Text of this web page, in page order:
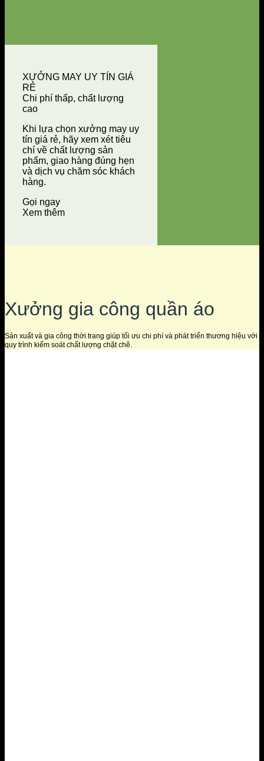
XƯỞNG MAY UY TÍN GIÁ
RẺ
Chi phí thấp, chất lượng
cao
Khi lựa chọn xưởng may uy
tín giá rẻ, hãy xem xét tiêu
chí về chất lượng sản
phẩm, giao hàng đúng hẹn
và dịch vụ chăm sóc khách
hàng.
Gọi ngay
Xem thêm
Xưởng gia công quần áo
Sản xuất và gia công thời trang giúp tối ưu chi phí và phát triển thương hiệu với
quy trình kiểm soát chất lượng chặt chẽ.